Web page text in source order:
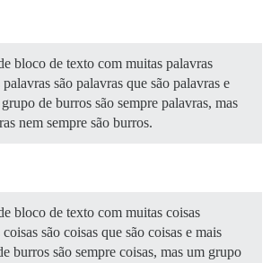
bloco de texto com muitas palavras
são palavras que são palavras e
de burros são sempre palavras, mas
nem sempre são burros.
bloco de texto com muitas coisas
são coisas que são coisas e mais
burros são sempre coisas, mas um grupo